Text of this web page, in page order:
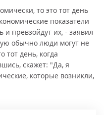
то это тот день
показатели
превзойдут их, - заявил
обычно люди могут не
тот день, когда
скажет: "Да, я
которые возникли,